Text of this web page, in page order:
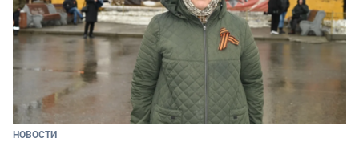
НОВОСТИ